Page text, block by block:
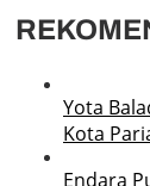
Yota
Kota
Endara